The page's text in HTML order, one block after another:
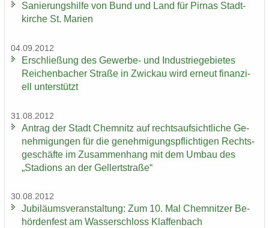
Sa­nie­rungs­hil­fe von Bund und Land für Pirnas Stadt­
kir­che St. Ma­ri­en
04.09.2012
Er­schlie­ßung des Gewerbe-​ und In­dus­trie­ge­bie­tes
Rei­chen­ba­cher Stra­ße in Zwi­ckau wird er­neut fi­nan­zi­
ell un­ter­stützt
31.08.2012
An­trag der Stadt Chem­nitz auf rechts­auf­sicht­li­che Ge­
neh­mi­gun­gen für die ge­neh­mi­gungs­pflich­ti­gen Rechts­
ge­schäf­te im Zu­sam­men­hang mit dem Umbau des
„Sta­di­ons an der Gel­lert­stra­ße“
30.08.2012
Ju­bi­lä­ums­ver­an­stal­tung: Zum 10. Mal Chem­nit­zer Be­
hör­den­fest am Was­ser­schloss Klaf­fen­bach